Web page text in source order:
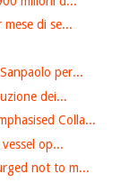
di se...
per...
dei...
Colla...
op...
not to m...